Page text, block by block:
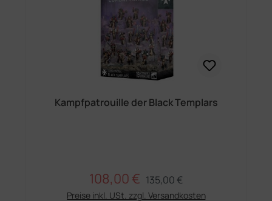
Kampfpatrouille der Black Templars
Verkaufspreis:
108,00 € Regulärer Preis:
135,00 €
Preise inkl. USt. zzgl. Versandkosten